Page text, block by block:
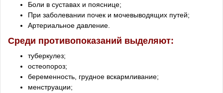
Боли в суставах и пояснице;
При заболевании почек и мочевыводящих путей;
Артериальное давление.
Среди противопоказаний выделяют:
туберкулез;
остеопороз;
беременность, грудное вскармливание;
менструации;